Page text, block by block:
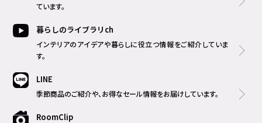
ています。
暮らしのライブラリch
インテリアのアイデアや暮らしに役立つ情報をご紹介していま
す。
LINE
季節商品のご紹介や、お得なセール情報をお届けしています。
RoomClip